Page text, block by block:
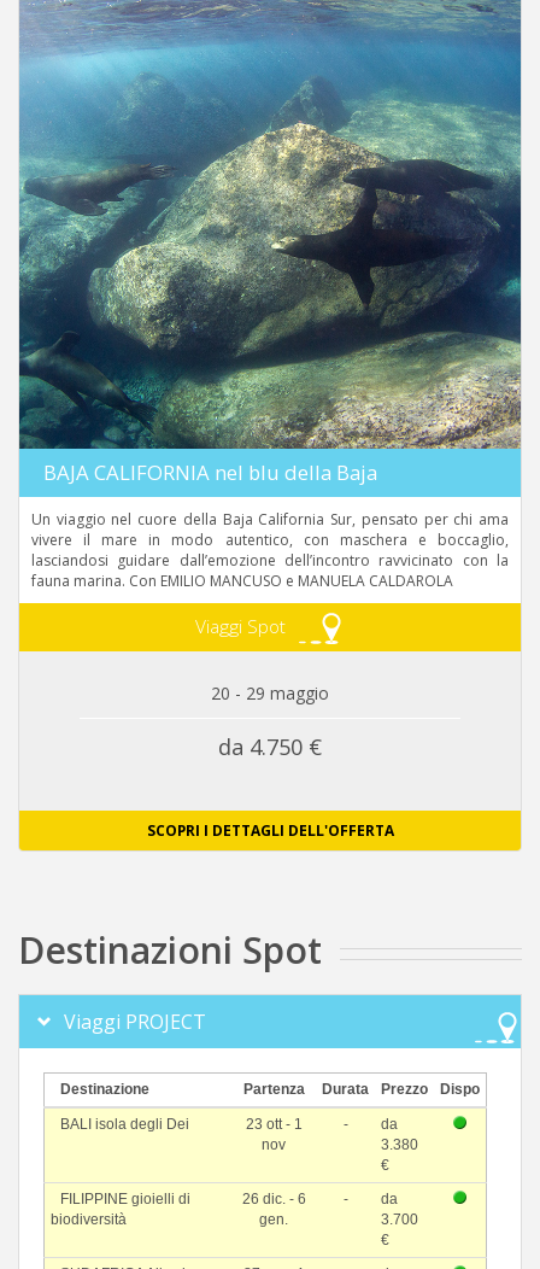
BAJA CALIFORNIA nel blu della Baja
Un viaggio nel cuore della Baja California Sur, pensato per chi ama
vivere il mare in modo autentico, con maschera e boccaglio,
lasciandosi guidare dall’emozione dell’incontro ravvicinato con la
fauna marina. Con EMILIO MANCUSO e MANUELA CALDAROLA
Viaggi Spot
20 - 29 maggio
da 4.750 €
SCOPRI I DETTAGLI DELL'OFFERTA
Destinazioni Spot
Viaggi PROJECT
Destinazione Partenza Durata Prezzo Dispo
BALI isola degli Dei
23 ott - 1
nov
-
da
3.380
€
FILIPPINE gioielli di
biodiversità
26 dic. - 6
gen.
-
da
3.700
€